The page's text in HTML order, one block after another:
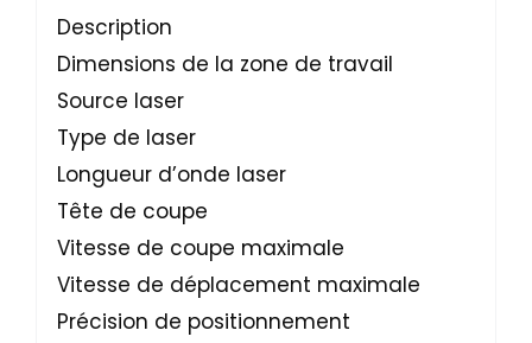
Description
Dimensions de la zone de travail
Source laser
Type de laser
Longueur d’onde laser
Tête de coupe
Vitesse de coupe maximale
Vitesse de déplacement maximale
Précision de positionnement